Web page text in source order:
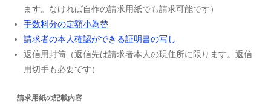
ます。なければ自作の請求用紙でも請求可能です）
手数料分の定額小為替
請求者の本人確認ができる証明書の写し
返信用封筒（返信先は請求者本人の現住所に限ります。返信
用切手も必要です）
請求用紙の記載内容